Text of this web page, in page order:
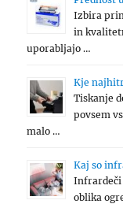
Izbira
in
uporabljajo …
Kje
Tiskanje
povsem
malo …
Kaj so
Infrardeči
oblika